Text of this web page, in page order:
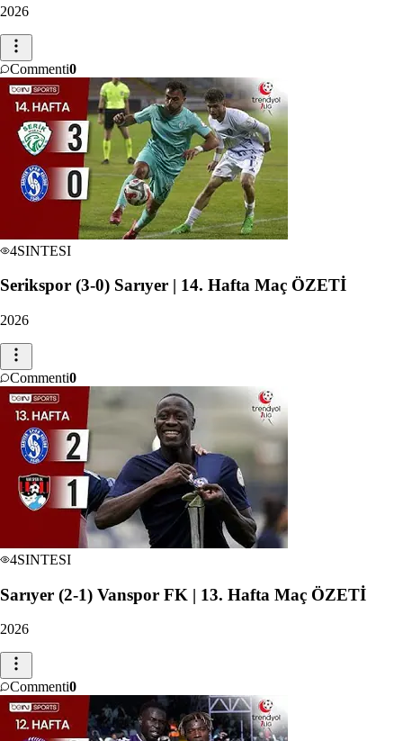
2026
Commenti0
4SINTESI
Serikspor (3-0) Sarıyer | 14. Hafta Maç ÖZETİ
2026
Commenti0
4SINTESI
Sarıyer (2-1) Vanspor FK | 13. Hafta Maç ÖZETİ
2026
Commenti0